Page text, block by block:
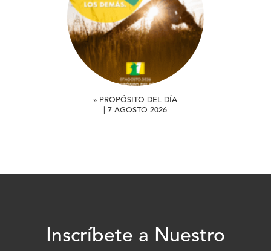
» PROPÓSITO DEL DÍA
| 7 AGOSTO 2026
Inscríbete a Nuestro